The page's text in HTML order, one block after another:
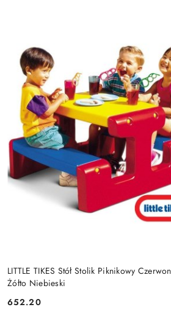
LITTLE TIKES Stół Stolik Piknikowy
Żółto Niebieski
Cena:
652.20
DO KOSZYKA